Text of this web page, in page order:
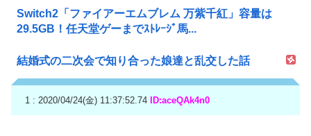
Switch2「ファイアーエムブレム 万紫千紅」容量は
29.5GB！任天堂ゲーまでｽﾄﾚｰｼﾞ馬...
結婚式の二次会で知り合った娘達と乱交した話
1 : 2020/04/24(金) 11:37:52.74 ID:aceQAk4n0